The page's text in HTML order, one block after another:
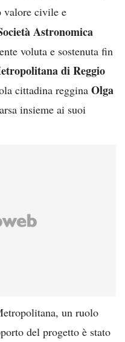
valore civile e
Astronomica
voluta e sostenuta fin
di Reggio
cittadina reggina Olga
insieme ai suoi
un ruolo
del progetto è stato